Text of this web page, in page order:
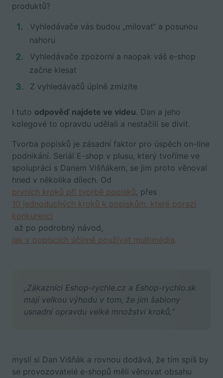
produktů?
Vyhledávače vás budou „milovat“ a posunou
nahoru
Vyhledávače zpozorní a naopak váš e-shop
začne klesat
Z vyhledávačů úplně zmizíte
I tuto odpověď najdete ve videu. Dan a jeho
kolegové to opravdu udělali a nestačili se divit.
Tvorba popisků je zásadní faktor pro úspěch on-line
podnikání. Seriál E-shop v plusu, který tvoříme ve
spolupráci s Danem Višňákem, se jim proto věnoval
hned v několika dílech. Od
prvních kroků při tvorbě popisků, přes
10 jednoduchých kroků k popiskům, které porazí
konkurenci
až po podrobný návod,
jak v popiscích účinně používat multimédia.
„Zákazníci Eshop-rychle.cz a Eshop-rychlo.sk
mají velkou výhodu v tom, že jim šablony
usnadní opravdu velké množství kroků,“
myslí si Dan Višňák a rovnou dodává, že tím spíš by
se provozovatelé e-shopů měli věnovat obsahu